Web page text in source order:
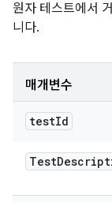
원자 테스트에서
니다.
매개변수
testId
Test